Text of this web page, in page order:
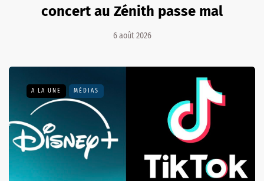
concert au Zénith passe mal
6 août 2026
A LA UNE MÉDIAS